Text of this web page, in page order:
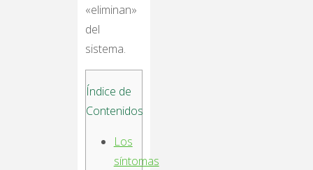
«eliminan»
del
sistema.
Índice de
Contenidos
Los
síntomas